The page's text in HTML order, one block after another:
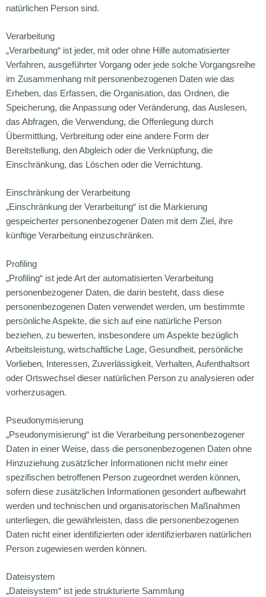
natürlichen Person sind.
Verarbeitung
„Verarbeitung“ ist jeder, mit oder ohne Hilfe automatisierter
Verfahren, ausgeführter Vorgang oder jede solche Vorgangsreihe
im Zusammenhang mit personenbezogenen Daten wie das
Erheben, das Erfassen, die Organisation, das Ordnen, die
Speicherung, die Anpassung oder Veränderung, das Auslesen,
das Abfragen, die Verwendung, die Offenlegung durch
Übermittlung, Verbreitung oder eine andere Form der
Bereitstellung, den Abgleich oder die Verknüpfung, die
Einschränkung, das Löschen oder die Vernichtung.
Einschränkung der Verarbeitung
„Einschränkung der Verarbeitung“ ist die Markierung
gespeicherter personenbezogener Daten mit dem Ziel, ihre
künftige Verarbeitung einzuschränken.
Profiling
„Profiling“ ist jede Art der automatisierten Verarbeitung
personenbezogener Daten, die darin besteht, dass diese
personenbezogenen Daten verwendet werden, um bestimmte
persönliche Aspekte, die sich auf eine natürliche Person
beziehen, zu bewerten, insbesondere um Aspekte bezüglich
Arbeitsleistung, wirtschaftliche Lage, Gesundheit, persönliche
Vorlieben, Interessen, Zuverlässigkeit, Verhalten, Aufenthaltsort
oder Ortswechsel dieser natürlichen Person zu analysieren oder
vorherzusagen.
Pseudonymisierung
„Pseudonymisierung“ ist die Verarbeitung personenbezogener
Daten in einer Weise, dass die personenbezogenen Daten ohne
Hinzuziehung zusätzlicher Informationen nicht mehr einer
spezifischen betroffenen Person zugeordnet werden können,
sofern diese zusätzlichen Informationen gesondert aufbewahrt
werden und technischen und organisatorischen Maßnahmen
unterliegen, die gewährleisten, dass die personenbezogenen
Daten nicht einer identifizierten oder identifizierbaren natürlichen
Person zugewiesen werden können.
Dateisystem
„Dateisystem“ ist jede strukturierte Sammlung